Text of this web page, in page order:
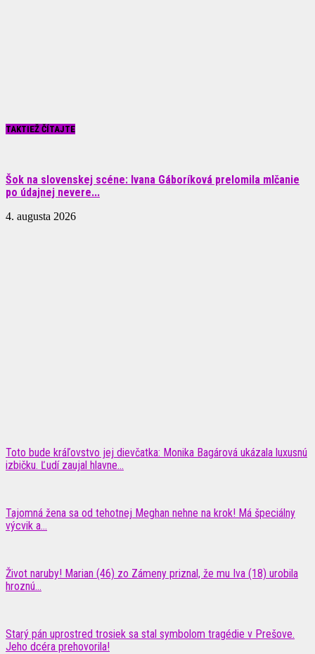
TAKTIEŽ ČÍTAJTE
Šok na slovenskej scéne: Ivana Gáboríková prelomila mlčanie
po údajnej nevere...
4. augusta 2026
Toto bude kráľovstvo jej dievčatka: Monika Bagárová ukázala luxusnú
izbičku. Ľudí zaujal hlavne...
Tajomná žena sa od tehotnej Meghan nehne na krok! Má špeciálny
výcvik a…
Život naruby! Marian (46) zo Zámeny priznal, že mu Iva (18) urobila
hroznú...
Starý pán uprostred trosiek sa stal symbolom tragédie v Prešove.
Jeho dcéra prehovorila!